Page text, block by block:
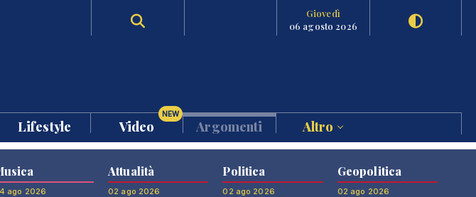
Giovedì
06 agosto 2026
Lifestyle Video
NEW
Argomenti Altro
ago 2026
Attualità
02 ago 2026
Politica
02 ago 2026
Geopolitica
02 ago 2026